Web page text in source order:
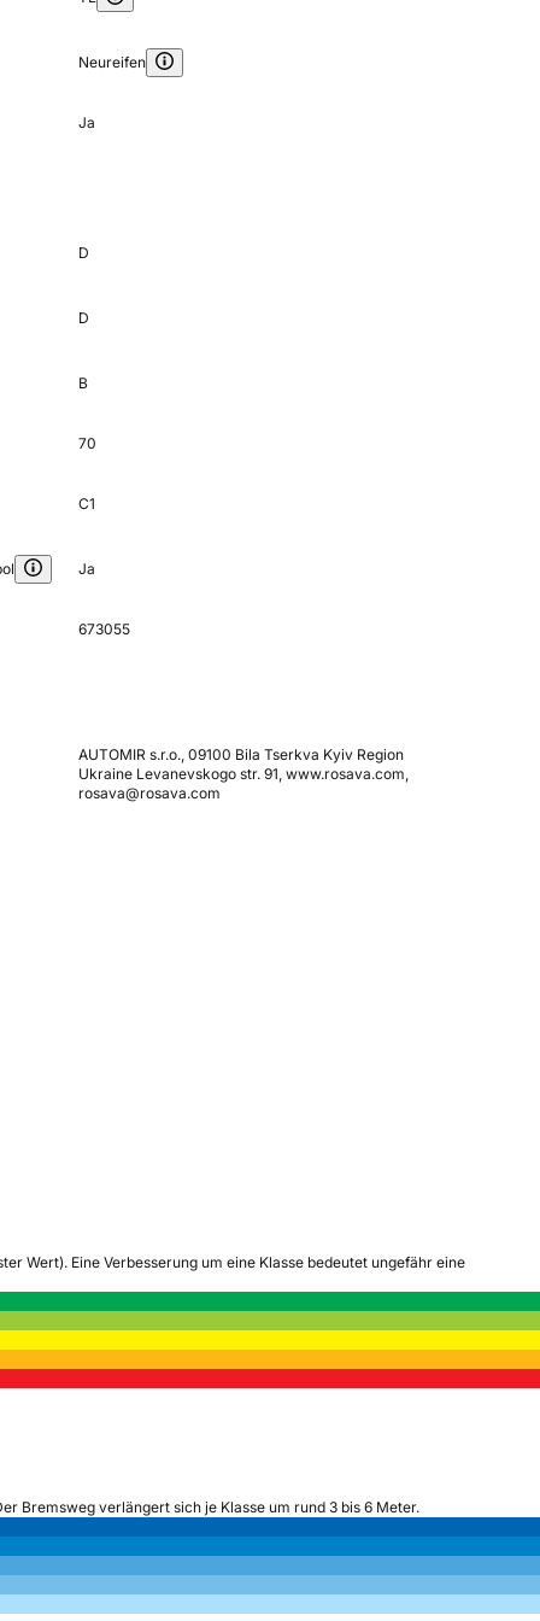
Neureifen
Ja
D
D
B
70
C1
Ja
673055
AUTOMIR s.r.o., 09100 Bila Tserkva Kyiv Region
Ukraine Levanevskogo str. 91, www.rosava.com,
rosava@rosava.com
Wert). Eine Verbesserung um eine Klasse bedeutet ungefähr eine
Bremsweg verlängert sich je Klasse um rund 3 bis 6 Meter.